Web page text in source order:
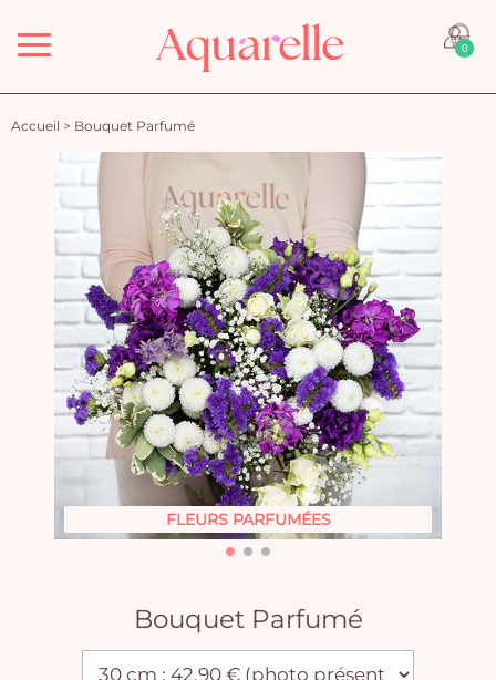
Menu 0
Accueil > Bouquet Parfumé
FLEURS PARFUMÉES
Bouquet Parfumé